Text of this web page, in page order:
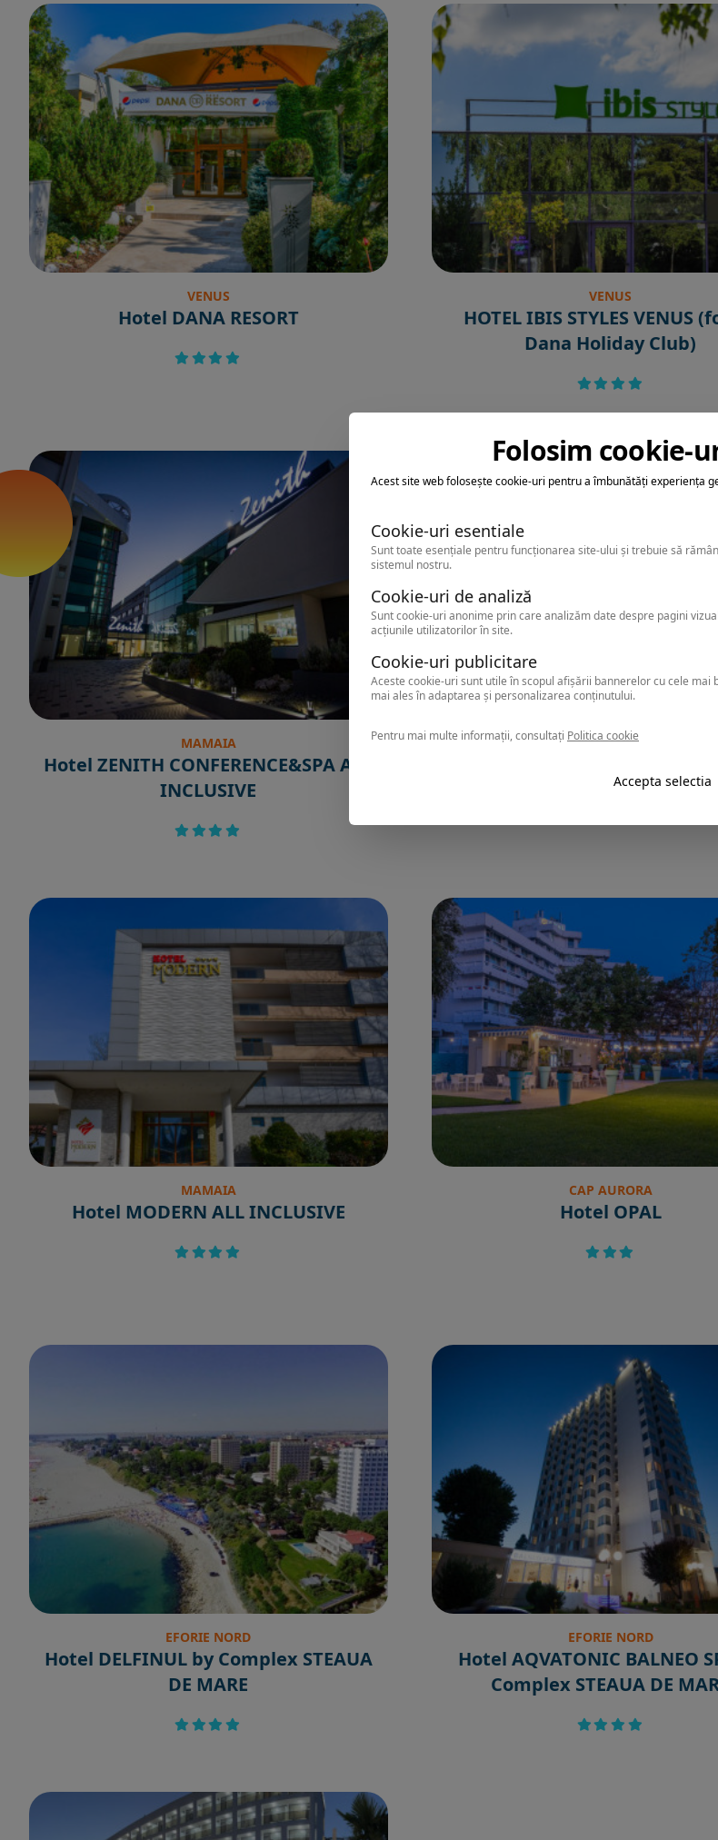
VENUS
Hotel DANA RESORT
VENUS
HOTEL IBIS STYLES VENUS
Dana Holiday Club)
MAMAIA
Hotel ZENITH CONFERENCE&SPA ALL
INCLUSIVE
NEPTUN
MAMAIA
Hotel MODERN ALL INCLUSIVE
CAP AURORA
Hotel OPAL
EFORIE NORD
Hotel DELFINUL by Complex STEAUA
DE MARE
EFORIE NORD
Hotel AQVATONIC BALNEO
Complex STEAUA DE
Folosim cookie-
Acest site web folosește cookie-uri pentru a îmbunătăți experiența
Cookie-uri esentiale
Sunt toate esențiale pentru funcționarea site-ului și trebuie să
sistemul nostru.
Cookie-uri de analiză
Sunt cookie-uri anonime prin care analizăm date despre pagini
acțiunile utilizatorilor în site.
Cookie-uri publicitare
Aceste cookie-uri sunt utile în scopul afișării bannerelor cu cele mai
mai ales în adaptarea și personalizarea conținutului.
Pentru mai multe informații, consultați Politica cookie
Accepta selectia